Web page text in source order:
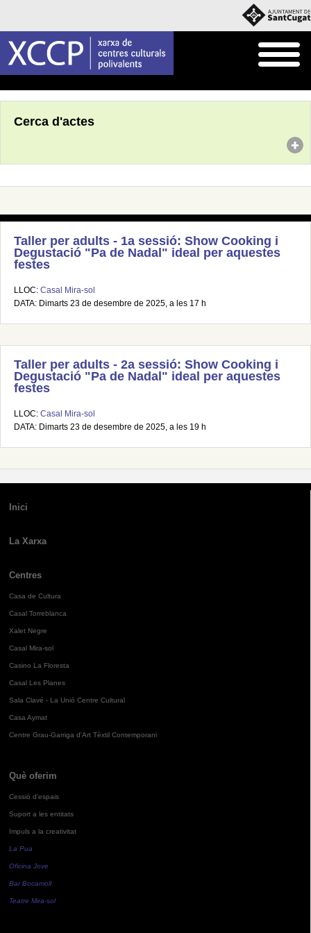
Cerca d'actes
Taller per adults - 1a sessió: Show Cooking i
Degustació "Pa de Nadal" ideal per aquestes
festes
LLOC: Casal Mira-sol
DATA: Dimarts 23 de desembre de 2025, a les 17 h
Taller per adults - 2a sessió: Show Cooking i
Degustació "Pa de Nadal" ideal per aquestes
festes
LLOC: Casal Mira-sol
DATA: Dimarts 23 de desembre de 2025, a les 19 h
Inici
La Xarxa
Centres
Casa de Cultura
Casal Torreblanca
Xalet Negre
Casal Mira-sol
Casino La Floresta
Casal Les Planes
Sala Clavé - La Unió Centre Cultural
Casa Aymat
Centre Grau-Garriga d'Art Tèxtil Contemporani
Què oferim
Cessió d'espais
Suport a les entitats
Impuls a la creativitat
La Pua
Oficina Jove
Bar Bocamoll
Teatre Mira-sol